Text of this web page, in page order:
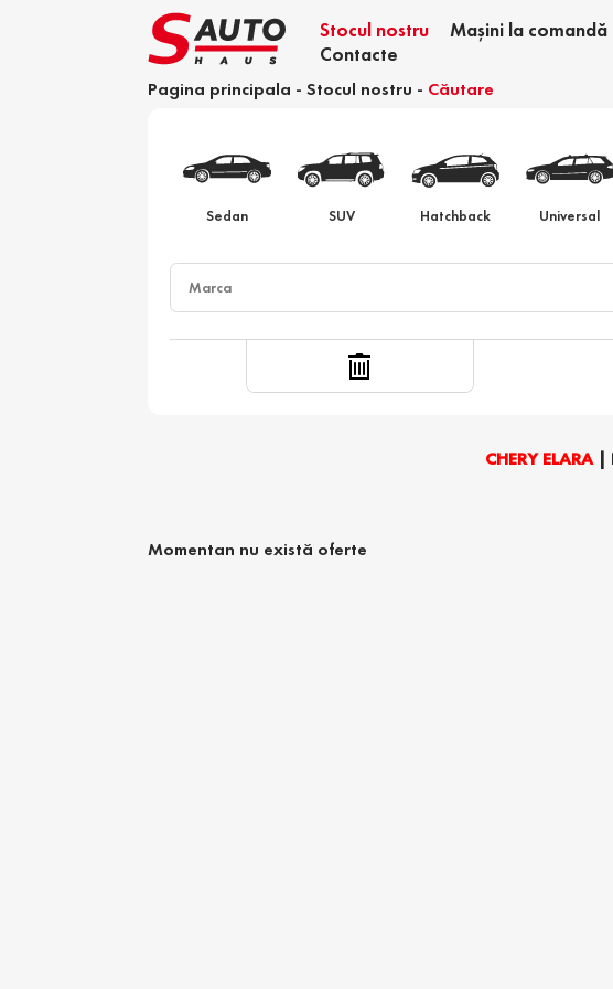
Stocul nostru Mașini la comandă
Contacte
Pagina principala -Stocul nostru - Căutare
Calculator devamare
Sedan SUV Hatchback Universal
CHERY ELARA|
Momentan nu există oferte